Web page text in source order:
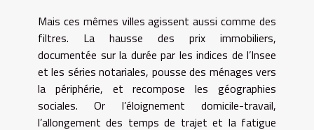
Mais ces mêmes villes agissent aussi comme des
filtres. La hausse des prix immobiliers,
documentée sur la durée par les indices de l’Insee
et les séries notariales, pousse des ménages vers
la périphérie, et recompose les géographies
sociales. Or l’éloignement domicile-travail,
l’allongement des temps de trajet et la fatigue